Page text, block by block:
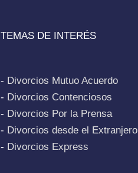
TEMAS DE INTERÉS
- Divorcios Mutuo Acuerdo
- Divorcios Contenciosos
- Divorcios Por la Prensa
- Divorcios desde el Extranjero
- Divorcios Express